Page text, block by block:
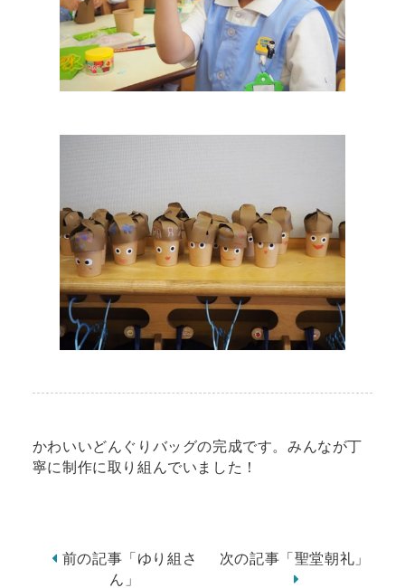
かわいいどんぐりバッグの完成です。みんなが丁
寧に制作に取り組んでいました！
前の記事「ゆり組さ
ん」
次の記事「聖堂朝礼」